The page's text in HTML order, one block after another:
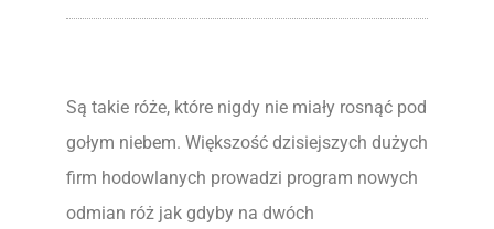
Są takie róże, które nigdy nie miały rosnąć pod
gołym niebem. Większość dzisiejszych dużych
firm hodowlanych prowadzi program nowych
odmian róż jak gdyby na dwóch